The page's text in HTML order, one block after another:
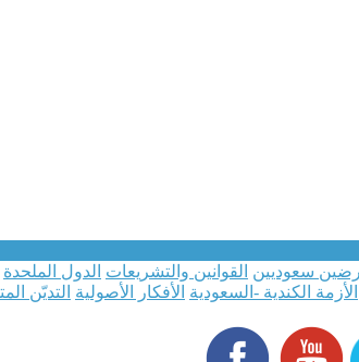
سعوديين القوانين والتشريعات الدول الملحدة
الأزمة الكندية -السعودية الأفكار الأصولية التديّن